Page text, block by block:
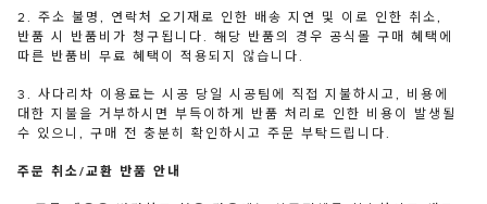
2. 주소 불명, 연락처 오기재로 인한 배송 지연 및 이로 인한 취소,
반품 시 반품비가 청구됩니다. 해당 반품의 경우 공식몰 구매 혜택에
따른 반품비 무료 혜택이 적용되지 않습니다.
3. 사다리차 이용료는 시공 당일 시공팀에 직접 지불하시고, 비용에
대한 지불을 거부하시면 부득이하게 반품 처리로 인한 비용이 발생될
수 있으니, 구매 전 충분히 확인하시고 주문 부탁드립니다.
주문 취소/교환 반품 안내